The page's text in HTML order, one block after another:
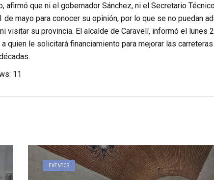
afirmó que ni el gobernador Sánchez, ni el Secretario
de mayo para conocer su opinión, por lo que se no puedan
visitar su provincia. El alcalde de Caravelí, informó el lunes
a quien le solicitará financiamiento para mejorar las
11
EVENTOS